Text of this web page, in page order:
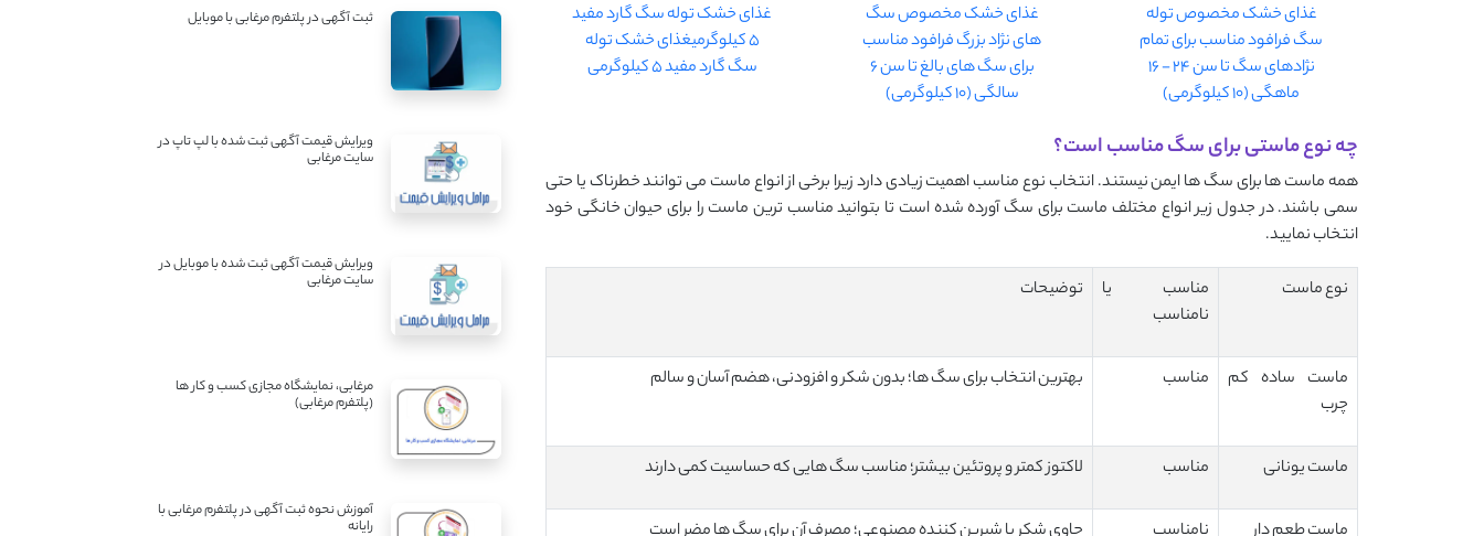
غذای خشک مخصوص توله
سگ فرافود مناسب برای تمام
نژادهای سگ تا سن 24 - 16
ماهگی (10 کیلوگرمی)
غذای خشک مخصوص سگ
های نژاد بزرگ فرافود مناسب
برای سگ های بالغ تا سن 6
سالگی (10 کیلوگرمی)
غذای خشک توله سگ گارد مفید
5 کیلوگرمیغذای خشک توله
سگ گارد مفید 5 کیلوگرمی
چه نوع ماستی برای سگ مناسب است؟
همه ماست ها برای سگ ها ایمن نیستند. انتخاب نوع مناسب اهمیت زیادی دارد زیرا برخی از انواع ماست می توانند خطرناک یا حتی
سمی باشند. در جدول زیر انواع مختلف ماست برای سگ آورده شده است تا بتوانید مناسب ترین ماست را برای حیوان خانگی خود
انتخاب نمایید.
نوع ماست
مناسب یا
نامناسب
توضیحات
ماست ساده کم
چرب
مناسب بهترین انتخاب برای سگ ها؛ بدون شکر و افزودنی، هضم آسان و سالم
ماست یونانی مناسب لاکتوز کمتر و پروتئین بیشتر؛ مناسب سگ هایی که حساسیت کمی دارند
ثبت آگهی در پلتفرم مرغابی با موبایل
ویرایش قیمت آگهی ثبت شده با لپ تاپ در
سایت مرغابی
ویرایش قیمت آگهی ثبت شده با موبایل در
سایت مرغابی
مرغابی، نمایشگاه مجازی کسب و کار ها
(پلتفرم مرغابی)
آموزش نحوه ثبت آگهی در پلتفرم مرغابی با
رایانه